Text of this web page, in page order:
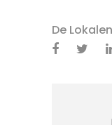
De Lokalen